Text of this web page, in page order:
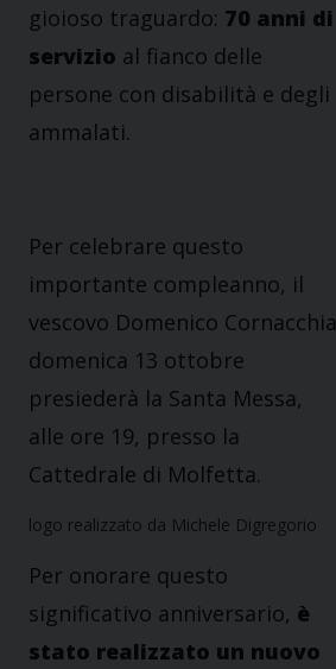
gioioso traguardo: 70 anni di
servizio al fianco delle
persone con disabilità e degli
ammalati.
Per celebrare questo
importante compleanno, il
vescovo Domenico Cornacchia
domenica 13 ottobre
presiederà la Santa Messa,
alle ore 19, presso la
Cattedrale di Molfetta.
logo realizzato da Michele Digregorio
Per onorare questo
significativo anniversario, è
stato realizzato un nuovo